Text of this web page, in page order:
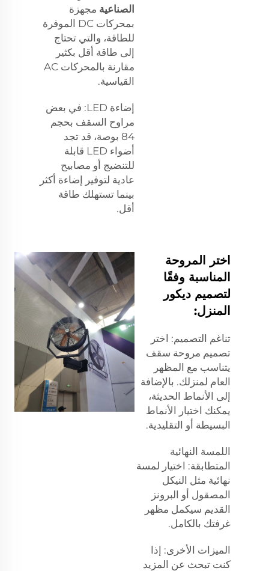
الصناعية مجهزة
بمحركات DC الموفرة
للطاقة، والتي تحتاج
إلى طاقة أقل بكثير
مقارنة بالمحركات AC
القياسية.
إضاءة LED: في بعض
مراوح السقف بحجم
84 بوصة، قد تجد
أضواء LED قابلة
للتنضيج أو مصابيح
عادية لتوفير إضاءة أكثر
بينما تستهلك طاقة
أقل.
اختر المروحة
المناسبة وفقًا
لتصميم ديكور
المنزل:
تناغم التصميم: اختر
تصميم مروحة سقف
يتناسب مع المظهر
العام لمنزلك. بالإضافة
إلى الأنماط الحديثة،
يمكنك اختيار الأنماط
البسيطة أو التقليدية.
اللمسة النهائية
المتطابقة: اختيار لمسة
نهائية مثل النيكل
المصقول أو البرونز
القديم سيكمل مظهر
غرفتك بالكامل.
الميزات الأخرى: إذا
كنت تبحث عن المزيد